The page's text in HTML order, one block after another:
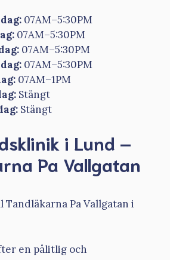
07AM–5:30PM
07AM–5:30PM
07AM–5:30PM
07AM–5:30PM
07AM–1PM
Stängt
Stängt
i Lund –
Pa Vallgatan
Tandläkarna Pa Vallgatan i
en pålitlig och